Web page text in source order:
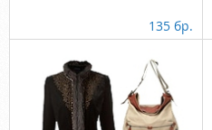
135 бр.